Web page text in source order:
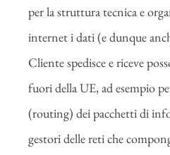
per la struttura tecnica e
internet i dati (e dunque
Cliente spedisce e riceve
fuori della UE, ad esempio
(routing) dei pacchetti di
gestori delle reti che